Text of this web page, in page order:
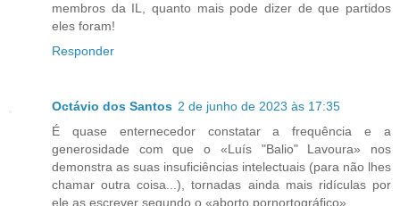
membros da IL, quanto mais pode dizer de que partidos
eles foram!
Responder
Octávio dos Santos 2 de junho de 2023 às 17:35
É quase enternecedor constatar a frequência e a
generosidade com que o «Luís "Balio" Lavoura» nos
demonstra as suas insuficiências intelectuais (para não lhes
chamar outra coisa...), tornadas ainda mais ridículas por
ele as escrever segundo o «aborto pornortográfico».